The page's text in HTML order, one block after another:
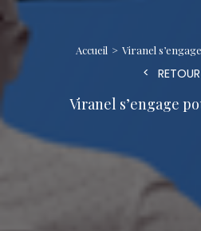
Accueil Viranel
RETOUR
Viranel s’engage